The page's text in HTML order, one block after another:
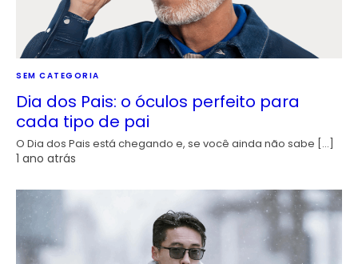
SEM CATEGORIA
Dia dos Pais: o óculos perfeito para
cada tipo de pai
O Dia dos Pais está chegando e, se você ainda não sabe […]
1 ano atrás